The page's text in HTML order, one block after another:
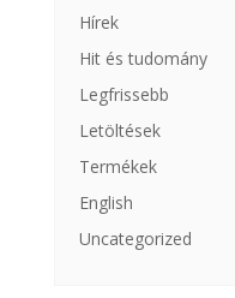
Hírek
Hit és tudomány
Legfrissebb
Letöltések
Termékek
English
Uncategorized